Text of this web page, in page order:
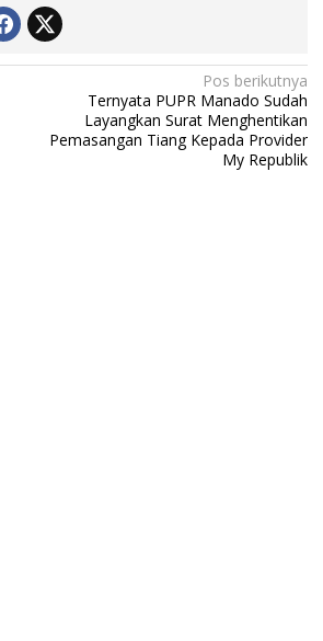
Pos berikutnya
Ternyata PUPR Manado Sudah
Layangkan Surat Menghentikan
Pemasangan Tiang Kepada Provider
My Republik